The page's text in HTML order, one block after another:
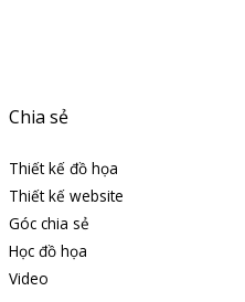
Chia sẻ
Thiết kế đồ họa
Thiết kế website
Góc chia sẻ
Học đồ họa
Video